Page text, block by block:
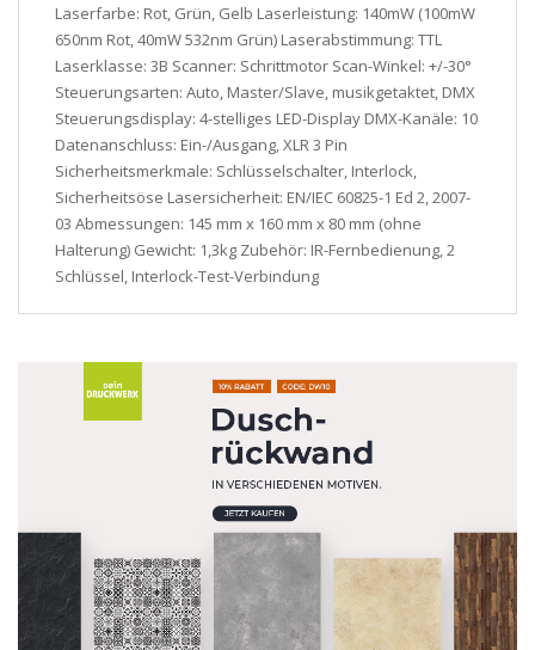
Laserfarbe: Rot, Grün, Gelb Laserleistung: 140mW (100mW
650nm Rot, 40mW 532nm Grün) Laserabstimmung: TTL
Laserklasse: 3B Scanner: Schrittmotor Scan-Winkel: +/-30°
Steuerungsarten: Auto, Master/Slave, musikgetaktet, DMX
Steuerungsdisplay: 4-stelliges LED-Display DMX-Kanäle: 10
Datenanschluss: Ein-/Ausgang, XLR 3 Pin
Sicherheitsmerkmale: Schlüsselschalter, Interlock,
Sicherheitsöse Lasersicherheit: EN/IEC 60825-1 Ed 2, 2007-
03 Abmessungen: 145 mm x 160 mm x 80 mm (ohne
Halterung) Gewicht: 1,3kg Zubehör: IR-Fernbedienung, 2
Schlüssel, Interlock-Test-Verbindung